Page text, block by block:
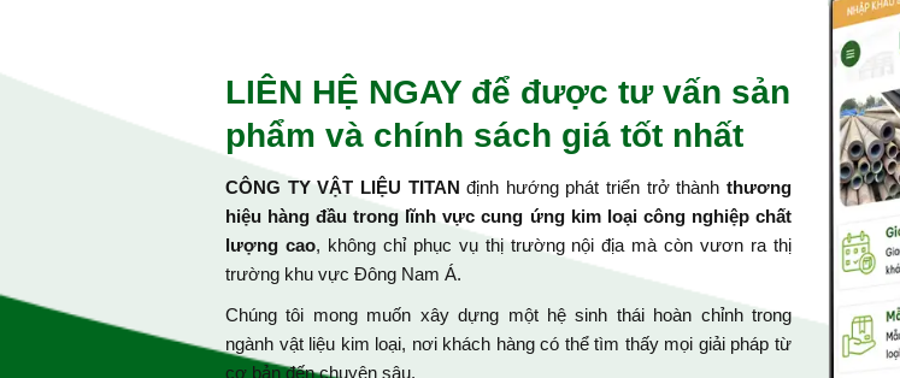
LIÊN HỆ NGAY để được tư vấn sản
phẩm và chính sách giá tốt nhất
CÔNG TY VẬT LIỆU TITAN định hướng phát triển trở thànhthương
hiệu hàng đầu trong lĩnh vực cung ứng kim loại công nghiệp chất
lượng cao, không chỉ phục vụ thị trường nội địa mà còn vươn ra thị
trường khu vực Đông Nam Á.
Chúng tôi mong muốn xây dựng một hệ sinh thái hoàn chỉnh trong
ngành vật liệu kim loại, nơi khách hàng có thể tìm thấy mọi giải pháp từ
cơ bản đến chuyên sâu.